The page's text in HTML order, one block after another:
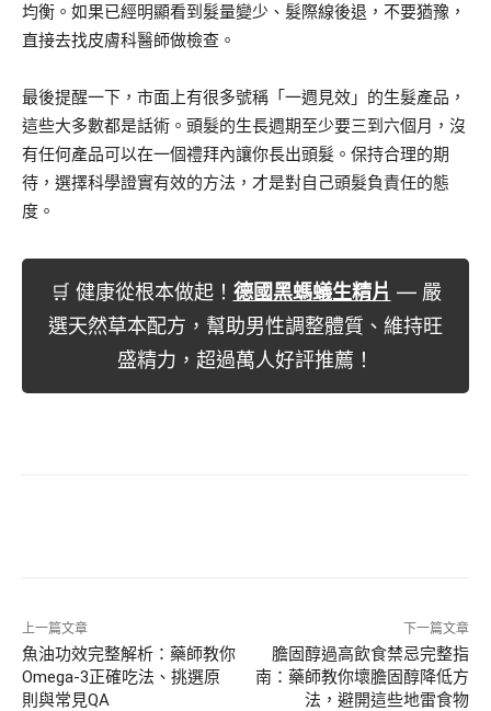
均衡。如果已經明顯看到髮量變少、髮際線後退，不要猶豫，
直接去找皮膚科醫師做檢查。
最後提醒一下，市面上有很多號稱「一週見效」的生髮產品，
這些大多數都是話術。頭髮的生長週期至少要三到六個月，沒
有任何產品可以在一個禮拜內讓你長出頭髮。保持合理的期
待，選擇科學證實有效的方法，才是對自己頭髮負責任的態
度。
🛒 健康從根本做起！ 德國黑螞蟻生精片 — 嚴
選天然草本配方，幫助男性調整體質、維持旺
盛精力，超過萬人好評推薦！
上一篇文章
魚油功效完整解析：藥師教你
Omega-3正確吃法、挑選原
則與常見QA
下一篇文章
膽固醇過高飲食禁忌完整指
南：藥師教你壞膽固醇降低方
法，避開這些地雷食物